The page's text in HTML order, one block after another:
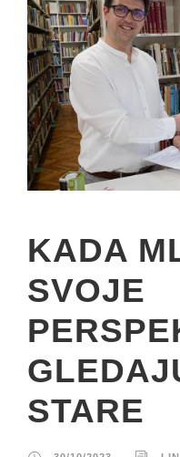
KADA
SVOJE
STARE